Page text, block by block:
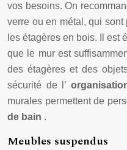
vos besoins. On
verre ou en métal, qui sont
les étagères en bois. Il est
que le mur est
des étagères et des
sécurité de l’
murales permettent de
de bain .
Meubles suspendus